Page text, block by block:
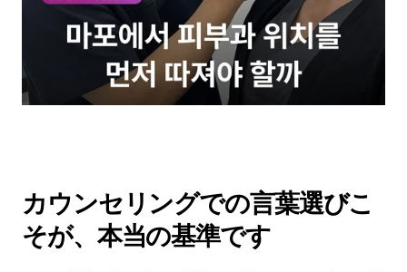
カウンセリングでの言葉選びこ
そが、本当の基準です